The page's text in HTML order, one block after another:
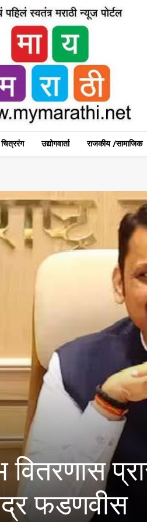
चित्ररंग उद्योगवार्ता राजकीय /सामाजिक
प्रारंभ;